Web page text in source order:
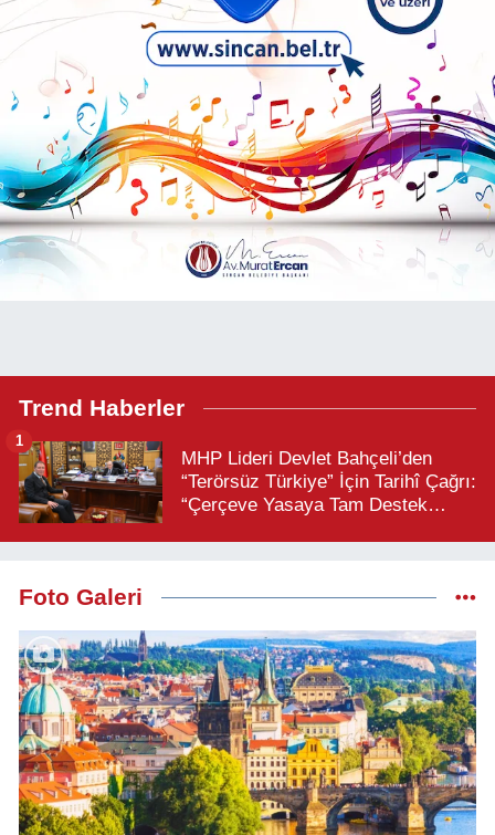
Trend Haberler
MHP Lideri Devlet Bahçeli’den
“Terörsüz Türkiye” İçin Tarihî Çağrı:
“Çerçeve Yasaya Tam Destek
1
Foto Galeri